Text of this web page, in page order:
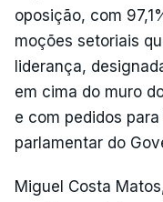
oposição, com
moções setoriais
liderança,
em cima do muro
e com pedidos
parlamentar do
Miguel Costa